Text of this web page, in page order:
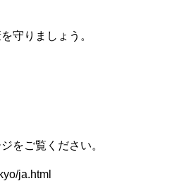
守りましょう。
をご覧ください。
ja.html